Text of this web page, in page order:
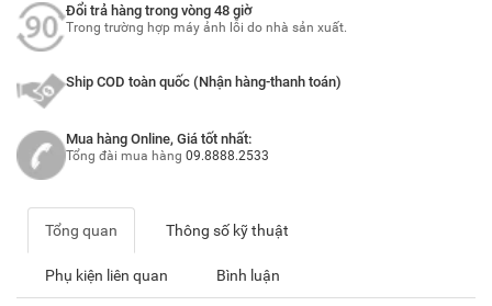
Đổi trả hàng trong vòng 48 giờ
Trong trường hợp máy ảnh lỗi do nhà sản xuất.
Ship COD toàn quốc (Nhận hàng-thanh toán)
Mua hàng Online, Giá tốt nhất:
Tổng đài mua hàng 09.8888.2533
Tổng quan Thông số kỹ thuật
Phụ kiện liên quan Bình luận